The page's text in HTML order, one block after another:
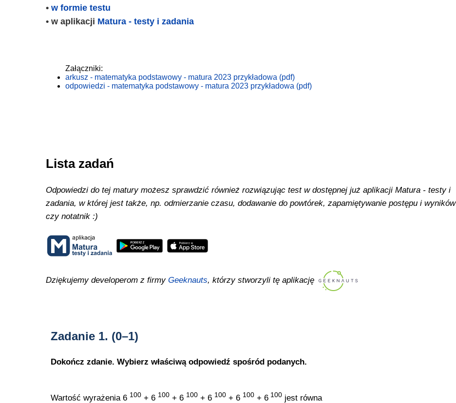
• w formie testu
• w aplikacji Matura - testy i zadania
Załączniki:
arkusz - matematyka podstawowy - matura 2023 przykładowa (pdf)
odpowiedzi - matematyka podstawowy - matura 2023 przykładowa (pdf)
Lista zadań
Odpowiedzi do tej matury możesz sprawdzić również rozwiązując test w dostępnej już aplikacji Matura - testy i
zadania, w której jest także, np. odmierzanie czasu, dodawanie do powtórek, zapamiętywanie postępu i wyników
czy notatnik :)
Dziękujemy developerom z firmy Geeknauts, którzy stworzyli tę aplikację
Zadanie 1. (0–1)
Dokończ zdanie. Wybierz właściwą odpowiedź spośród podanych.
Wartość wyrażenia 6 100 + 6 100 + 6 100 + 6 100 + 6 100 + 6 100 jest równa